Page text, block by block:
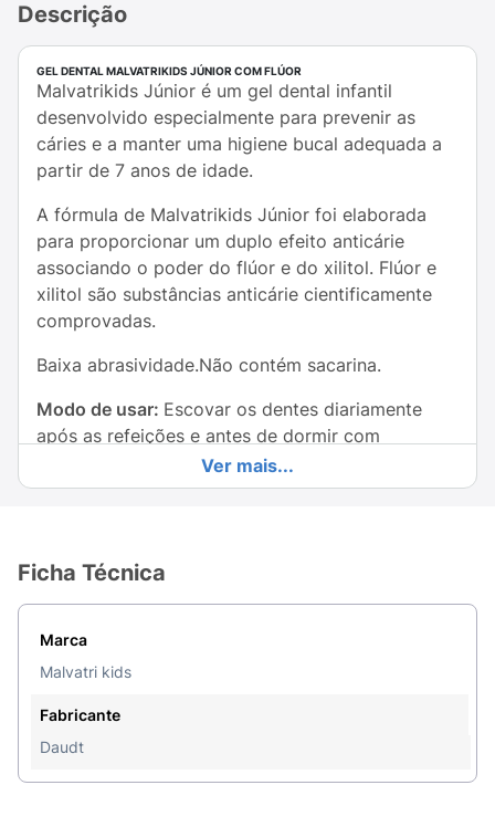
Descrição
GEL DENTAL MALVATRIKIDS JÚNIOR COM FLÚOR
Malvatrikids Júnior é um gel dental infantil
desenvolvido especialmente para prevenir as
cáries e a manter uma higiene bucal adequada a
partir de 7 anos de idade.
A fórmula de Malvatrikids Júnior foi elaborada
para proporcionar um duplo efeito anticárie
associando o poder do flúor e do xilitol. Flúor e
xilitol são substâncias anticárie cientificamente
comprovadas.
Baixa abrasividade.Não contém sacarina.
Modo de usar: Escovar os dentes diariamente
após as refeições e antes de dormir com
Malvatrikids Júnior utilizando uma escova de
cerdas macias.
Ver mais...
Ficha Técnica
Marca
Malvatri kids
Fabricante
Daudt